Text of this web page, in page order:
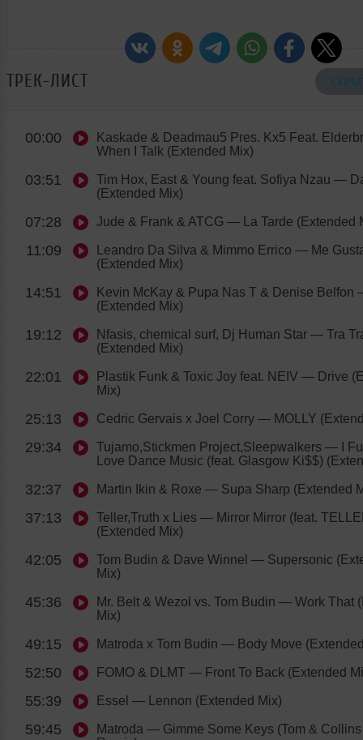
ТРЕК-ЛИСТ
00:00
Kaskade & Deadmau5 Pres. Kx5 Feat.
When I Talk (Extended Mix)
03:51 Tim Hox, East & Young feat. Sofiya Nzau —
(Extended Mix)
07:28 Jude & Frank & ATCG — La Tarde (Extended
11:09 Leandro Da Silva & Mimmo Errico — Me
(Extended Mix)
14:51 Kevin McKay & Pupa Nas T & Denise Belfon
(Extended Mix)
19:12 Nfasis, chemical surf, Dj Human Star — Tra
(Extended Mix)
22:01 Plastik Funk & Toxic Joy feat. NEIV — Drive
Mix)
25:13 Cedric Gervais x Joel Corry — MOLLY
29:34 Tujamo,Stickmen Project,Sleepwalkers — I
Love Dance Music (feat. Glasgow Ki$$)
32:37 Martin Ikin & Roxe — Supa Sharp (Extended
37:13 Teller,Truth x Lies — Mirror Mirror (feat.
(Extended Mix)
42:05 Tom Budin & Dave Winnel — Supersonic
Mix)
45:36 Mr. Belt & Wezol vs. Tom Budin — Work That
Mix)
49:15 Matroda x Tom Budin — Body Move
52:50 FOMO & DLMT — Front To Back (Extended
55:39 Essel — Lennon (Extended Mix)
59:45 Matroda — Gimme Some Keys (Tom &